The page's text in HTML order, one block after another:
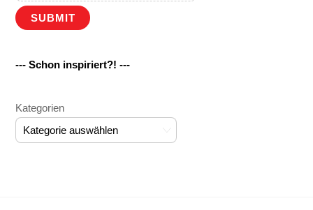
SUBMIT
--- Schon inspiriert?! ---
Kategorien